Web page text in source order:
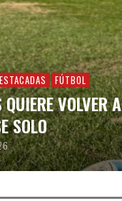
FÚTBOL
QUIERE VOLVER A
SOLO